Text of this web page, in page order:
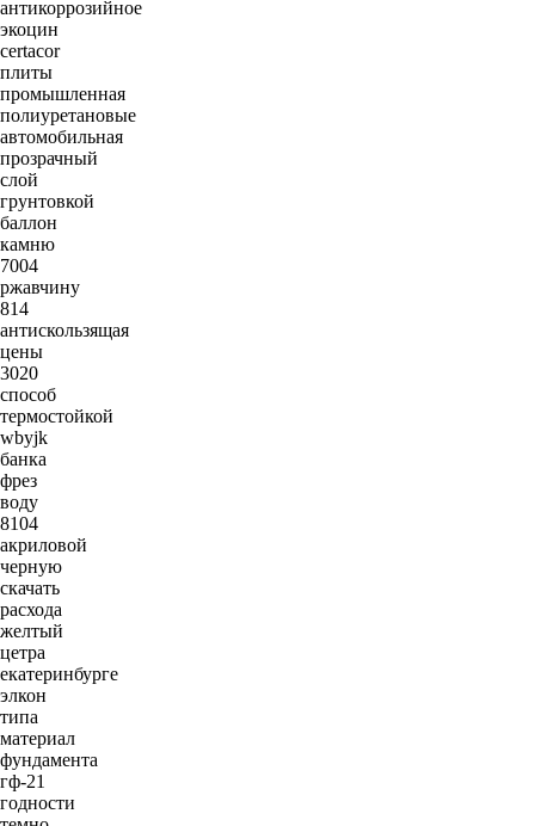
антикоррозийное
экоцин
certacor
плиты
промышленная
полиуретановые
автомобильная
прозрачный
слой
грунтовкой
баллон
камню
7004
ржавчину
814
антискользящая
цены
3020
способ
термостойкой
wbyjk
банка
фрез
воду
8104
акриловой
черную
скачать
расхода
желтый
цетра
екатеринбурге
элкон
типа
материал
фундамента
гф-21
годности